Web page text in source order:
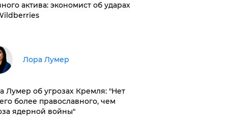
актива: экономист об ударах
​Лора Лумер
Лумер об угрозах Кремля: "Нет
более православного, чем
ядерной войны"